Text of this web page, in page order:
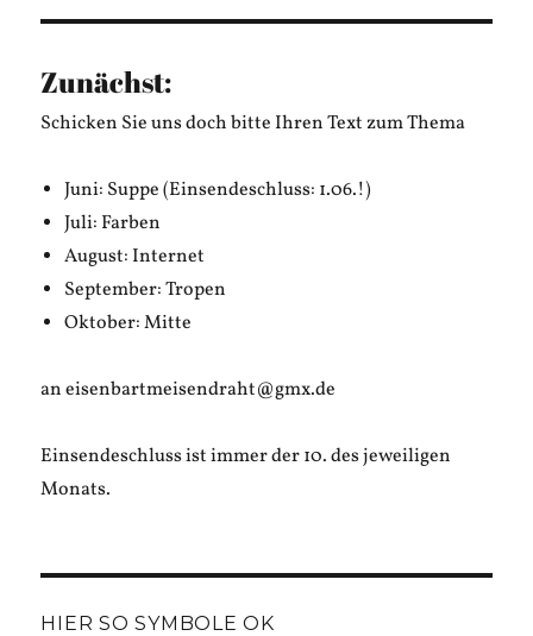
Zunächst:
Schicken Sie uns doch bitte Ihren Text zum Thema
Juni: Suppe (Einsendeschluss: 1.06.!)
Juli: Farben
August: Internet
September: Tropen
Oktober: Mitte
an eisenbartmeisendraht@gmx.de
Einsendeschluss ist immer der 10. des jeweiligen
Monats.
HIER SO SYMBOLE OK